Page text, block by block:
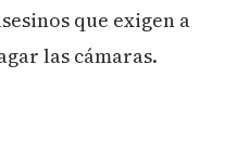
que exigen a
las cámaras.